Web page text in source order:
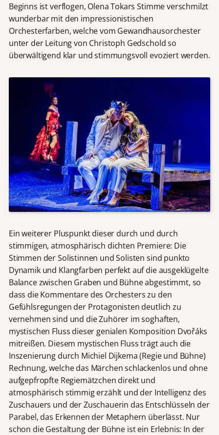
Beginns ist verflogen, Olena Tokars Stimme verschmilzt
wunderbar mit den impressionistischen
Orchesterfarben, welche vom Gewandhausorchester
unter der Leitung von Christoph Gedschold so
überwältigend klar und stimmungsvoll evoziert werden.
Ein weiterer Pluspunkt dieser durch und durch
stimmigen, atmosphärisch dichten Premiere: Die
Stimmen der Solistinnen und Solisten sind punkto
Dynamik und Klangfarben perfekt auf die ausgeklügelte
Balance zwischen Graben und Bühne abgestimmt, so
dass die Kommentare des Orchesters zu den
Gefühlsregungen der Protagonisten deutlich zu
vernehmen sind und die Zuhörer im soghaften,
mystischen Fluss dieser genialen Komposition Dvořáks
mitreißen. Diesem mystischen Fluss trägt auch die
Inszenierung durch Michiel Dijkema (Regie und Bühne)
Rechnung, welche das Märchen schlackenlos und ohne
aufgepfropfte Regiemätzchen direkt und
atmosphärisch stimmig erzählt und der Intelligenz des
Zuschauers und der Zuschauerin das Entschlüsseln der
Parabel, das Erkennen der Metaphern überlässt. Nur
schon die Gestaltung der Bühne ist ein Erlebnis: In der